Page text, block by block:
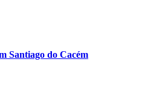
Santiago do Cacém